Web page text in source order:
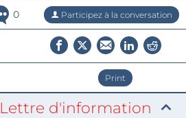
0 Participez à la conversation
Print
Lettre d'information